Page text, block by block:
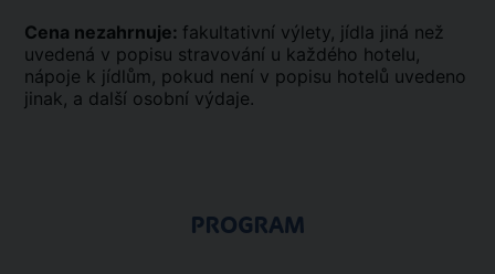
Cena nezahrnuje: fakultativní výlety, jídla jiná než
uvedená v popisu stravování u každého hotelu,
nápoje k jídlům, pokud není v popisu hotelů uvedeno
jinak, a další osobní výdaje.
PROGRAM